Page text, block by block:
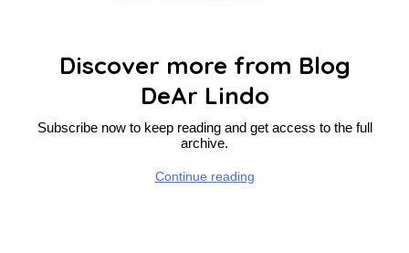
Discover more from Blog
DeAr Lindo
Subscribe now to keep reading and get access to the full
archive.
Continue reading